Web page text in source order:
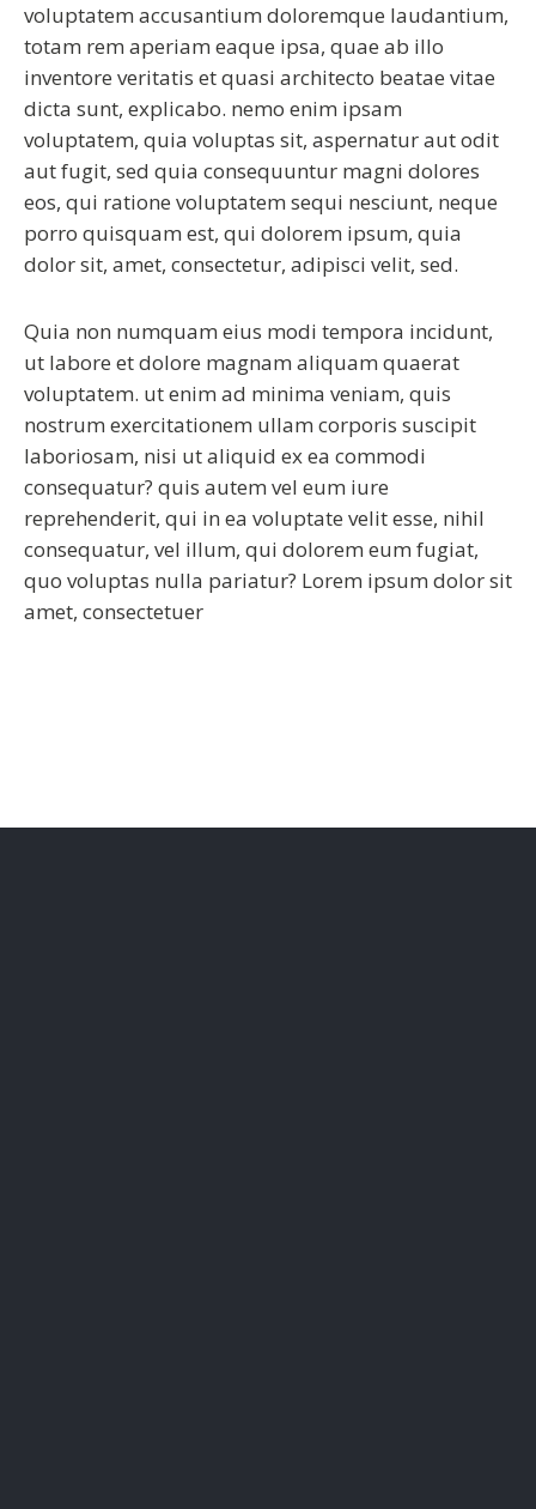
voluptatem accusantium doloremque laudantium,
totam rem aperiam eaque ipsa, quae ab illo
inventore veritatis et quasi architecto beatae vitae
dicta sunt, explicabo. nemo enim ipsam
voluptatem, quia voluptas sit, aspernatur aut odit
aut fugit, sed quia consequuntur magni dolores
eos, qui ratione voluptatem sequi nesciunt, neque
porro quisquam est, qui dolorem ipsum, quia
dolor sit, amet, consectetur, adipisci velit, sed.
Quia non numquam eius modi tempora incidunt,
ut labore et dolore magnam aliquam quaerat
voluptatem. ut enim ad minima veniam, quis
nostrum exercitationem ullam corporis suscipit
laboriosam, nisi ut aliquid ex ea commodi
consequatur? quis autem vel eum iure
reprehenderit, qui in ea voluptate velit esse, nihil
consequatur, vel illum, qui dolorem eum fugiat,
quo voluptas nulla pariatur? Lorem ipsum dolor sit
amet, consectetuer